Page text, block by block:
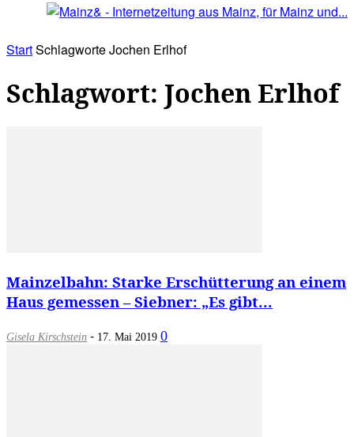
StartSchlagworteJochen Erlhof
Schlagwort: Jochen Erlhof
Mainzelbahn: Starke Erschütterung an einem
Haus gemessen – Siebner: „Es gibt...
Gisela Kirschstein - 17. Mai 2019 0